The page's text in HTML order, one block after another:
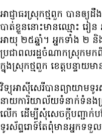
អាជ្ញាធរ​ស្រុក​ថ្មពួក បាន​ឲ្យ​
បាត់​ខ្លួន​នោះ​មាន​ឈ្មោះ​ រៀ
អាយុ ២៥​ឆ្នាំ។ អ្នក​ទាំង ២
ប្រជាពលរដ្ឋ​​ចំណាក​ស្រុក​មក​ពី​
ក្នុង​ស្រុក​ថ្មពួក ខេត្ត​បន្ទាយ
វិទ្យុ​អាស៊ី​សេរី​បាន​ព្យាយាម​ទូ
នាយ​ការិយាល័យ​ទំនាក់​ទំនង​ព្រំ
លើក​ ដើម្បី​សុំ​សេចក្ដី​បញ្ជាក់​ប
ទូរស័ព្ទ​រោទ៍​តែ​ពុំ​មាន​អ្នក​ទទួ